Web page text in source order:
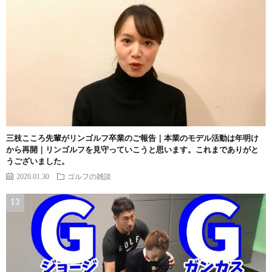
三枝こころ先輩がリンゴルフ卒業のご報告｜本業のモデル活動は年明け
から再開｜リンゴルフを見守っていこうと思います。これまでありがと
うございました。
2020.01.30 ゴルフの雑談